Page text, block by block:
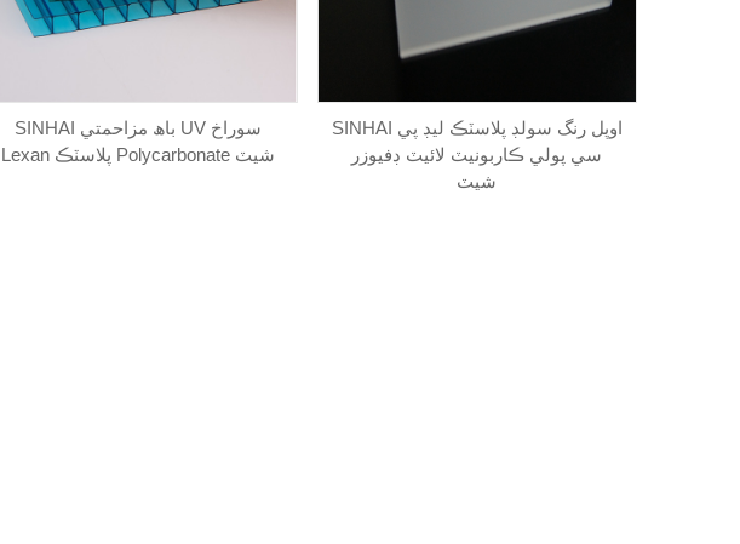
SINHAI باھ مزاحمتي UV سوراخ
Lexan پلاسٽڪ Polycarbonate شيٽ
SINHAI اوپل رنگ سولڊ پلاسٽڪ ليڊ پي
سي پولي ڪاربونيٽ لائيٽ ڊفيوزر
شيٽ